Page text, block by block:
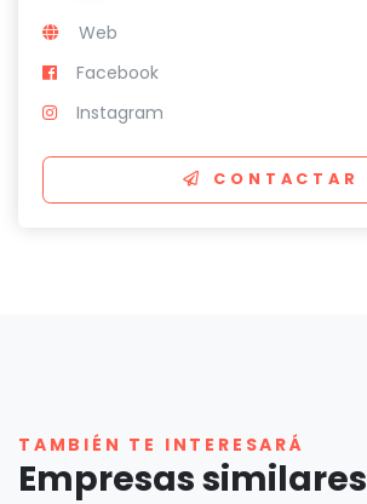
Web
Facebook
Instagram
CONTACTAR
TAMBIÉN TE INTERESARÁ
Empresas similares